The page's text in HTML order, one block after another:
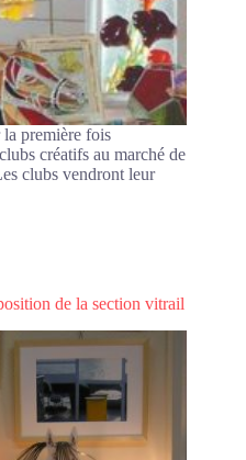
première fois
créatifs au marché de
clubs vendront leur
de la section vitrail